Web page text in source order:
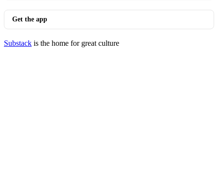
Get the app
Substack is the home for great culture